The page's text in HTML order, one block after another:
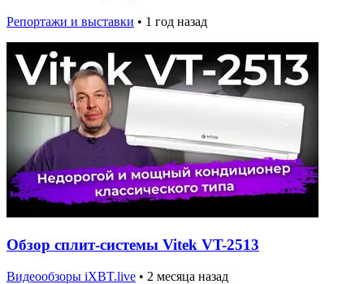
Репортажи и выставки • 1 год назад
Обзор сплит-системы Vitek VT-2513
Видеообзоры iXBT.live • 2 месяца назад